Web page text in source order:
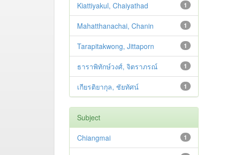
1
Kiattiyakul, Chaiyathad
1
Mahatthanachai, Chanin
1
Tarapitakwong, Jittaporn
1
ธาราพิทักษ์วงศ์, จิตราภรณ์
1
เกียรติยากุล, ชัยทัศน์
Subject
1
Chiangmai